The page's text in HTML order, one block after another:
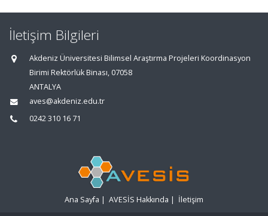
İletişim Bilgileri
Akdeniz Üniversitesi Bilimsel Araştırma Projeleri Koordinasyon
Birimi Rektörlük Binası, 07058
ANTALYA
aves@akdeniz.edu.tr
0242 310 16 71
Ana Sayfa | AVESİS Hakkında | İletişim